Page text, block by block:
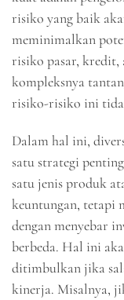
risiko yang baik
meminimalkan
risiko pasar, kredit,
kompleksnya
risiko-risiko ini
Dalam hal ini,
satu strategi
satu jenis produk
keuntungan, tetapi
dengan menyebar
berbeda. Hal ini
ditimbulkan jika
kinerja. Misalnya,